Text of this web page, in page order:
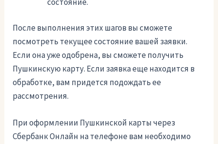
После выполнения этих шагов вы сможете
посмотреть текущее состояние вашей заявки.
Если она уже одобрена, вы сможете получить
Пушкинскую карту. Если заявка еще находится в
обработке, вам придется подождать ее
рассмотрения.
При оформлении Пушкинской карты через
Сбербанк Онлайн на телефоне вам необходимо